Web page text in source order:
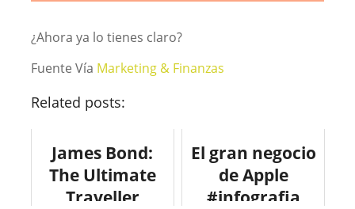
¿Ahora ya lo tienes claro?
Fuente Vía Marketing & Finanzas
Related posts:
James Bond:
The Ultimate
Traveller
El gran negocio
de Apple
#infografia